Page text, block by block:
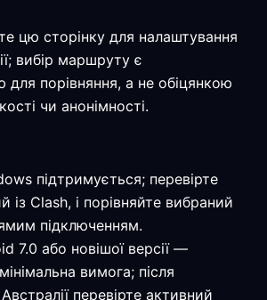
цю сторінку для налаштування
вибір маршруту є
для порівняння, а не обіцянкою
чи анонімності.
підтримується; перевірте
із Clash, і порівняйте вибраний
підключенням.
7.0 або новішої версії —
вимога; після
перевірте активний